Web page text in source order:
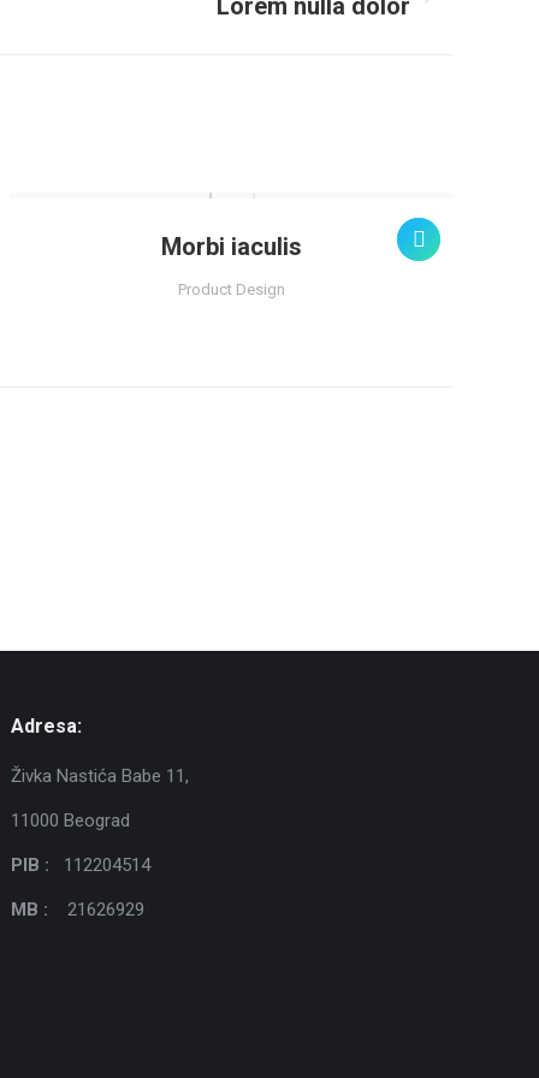
Lorem nulla dolor
Morbi iaculis
Product Design
Adresa:
Živka Nastića Babe 11,
11000 Beograd
PIB : 112204514
MB : 21626929